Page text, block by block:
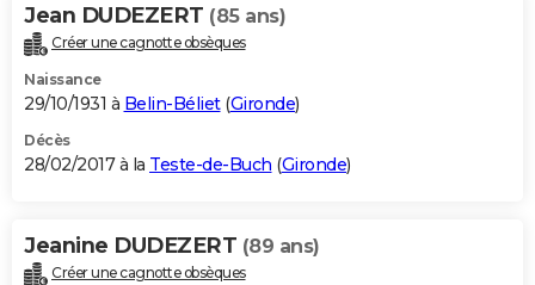
Jean DUDEZERT (85 ans)
Créer une cagnotte obsèques
Naissance
29/10/1931 à Belin-Béliet(Gironde)
Décès
28/02/2017 à la Teste-de-Buch (Gironde)
Jeanine DUDEZERT (89 ans)
Créer une cagnotte obsèques